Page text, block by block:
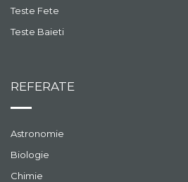
Teste Fete
Teste Baieti
REFERATE
Astronomie
Biologie
Chimie